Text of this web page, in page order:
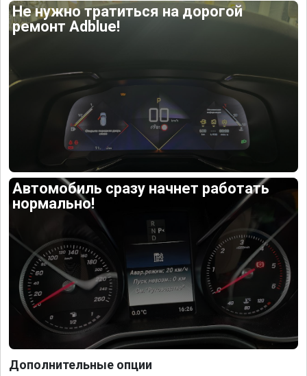
Не нужно тратиться на дорогой
ремонт Adblue!
Автомобиль сразу начнет работать
нормально!
Дополнительные опции